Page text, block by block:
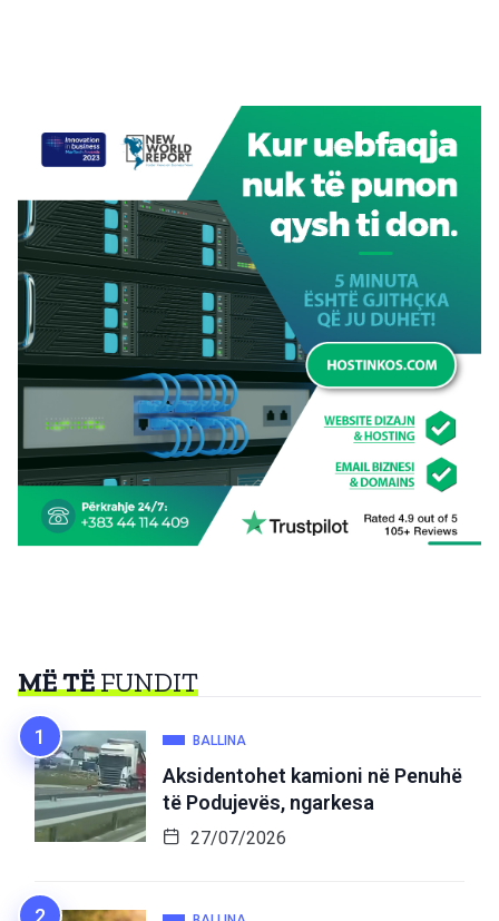
MË TËFUNDIT
BALLINA
Aksidentohet kamioni në Penuhë
të Podujevës, ngarkesa
27/07/2026